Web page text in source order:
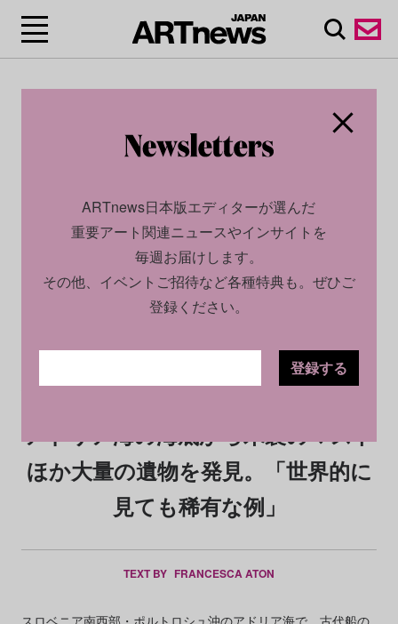
2024.03.18
アドリア海の海底から木製のマスト
ほか大量の遺物を発見。「世界的に
見ても稀有な例」
TEXT BY FRANCESCA ATON
スロベニア南西部・ポルトロシュ沖のアドリア海で、古代船の
ARTnews日本版エディターが選んだ
重要アート関連ニュースやインサイトを
毎週お届けします。
その他、イベントご招待など各種特典も。ぜひご
登録ください。
登録する